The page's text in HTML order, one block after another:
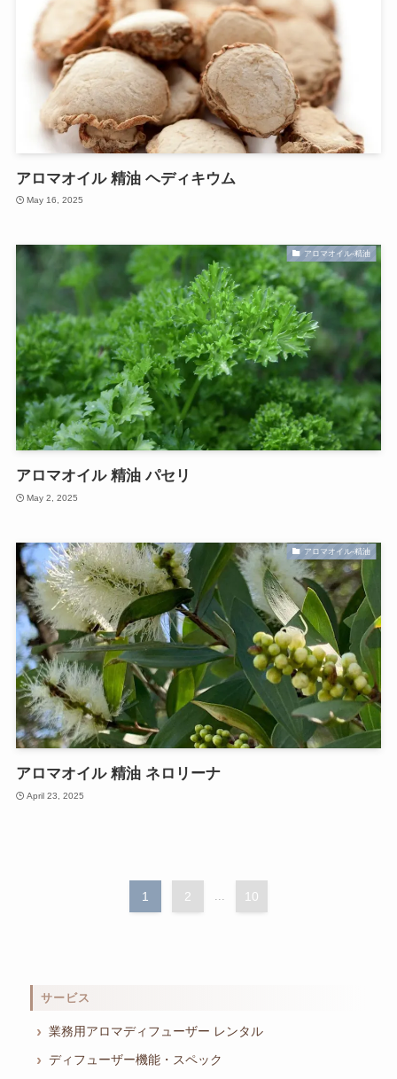
アロマオイル 精油 ヘディキウム
May 16, 2025
アロマオイル-精油
アロマオイル 精油 パセリ
May 2, 2025
アロマオイル-精油
アロマオイル 精油 ネロリーナ
April 23, 2025
1 2 ... 10
サービス
業務用アロマディフューザー レンタル
ディフューザー機能・スペック